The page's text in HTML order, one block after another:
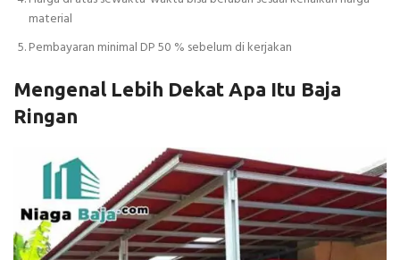
material
Pembayaran minimal DP 50 % sebelum di kerjakan
Mengenal Lebih Dekat Apa Itu Baja
Ringan